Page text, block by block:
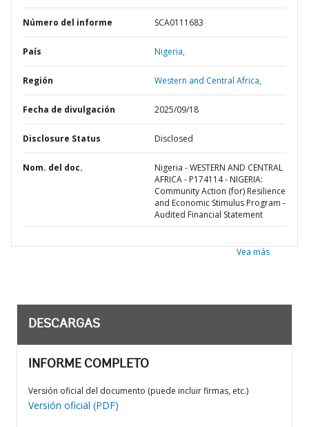
Número del informe SCA0111683
País Nigeria,
Región Western and Central Africa,
Fecha de divulgación 2025/09/18
Disclosure Status Disclosed
Nom. del doc.
Nigeria - WESTERN AND CENTRAL
AFRICA - P174114 - NIGERIA:
Community Action (for) Resilience
and Economic Stimulus Program -
Audited Financial Statement
Vea más
DESCARGAS
INFORME COMPLETO
Versión oficial del documento (puede incluir firmas, etc.)
Versión oficial (PDF)